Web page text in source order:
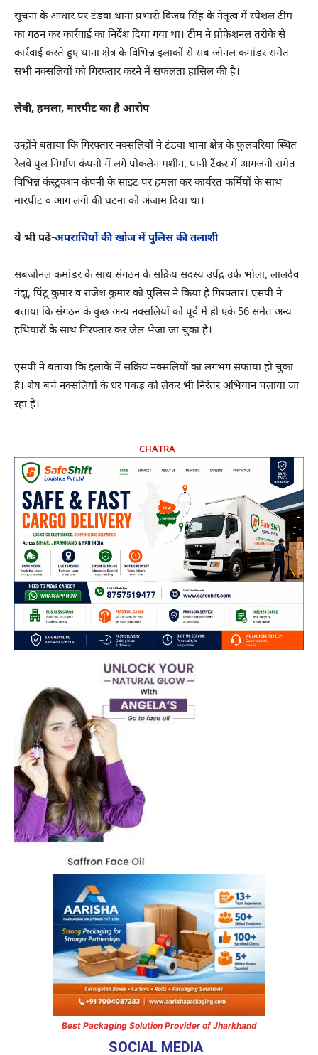
सूचना के आधार पर टंडवा थाना प्रभारी विजय सिंह के नेतृत्व में स्पेशल टीम
का गठन कर कार्रवाई का निर्देश दिया गया था। टीम ने प्रोफेशनल तरीके से
कार्रवाई करते हुए थाना क्षेत्र के विभिन्न इलाकों से सब जोनल कमांडर समेत
सभी नक्सलियों को गिरफ्तार करने में सफलता हासिल की है।
लेवी, हमला, मारपीट का है आरोप
उन्होंने बताया कि गिरफ्तार नक्सलियों ने टंडवा थाना क्षेत्र के फुलवरिया स्थित
रेलवे पुल निर्माण कंपनी में लगे पोकलेन मशीन, पानी टैंकर में आगजनी समेत
विभिन्न कंस्ट्रक्शन कंपनी के साइट पर हमला कर कार्यरत कर्मियों के साथ
मारपीट व आग लगी की घटना को अंजाम दिया था।
ये भी पढ़ें-अपराधियों की खोज में पुलिस की तलाशी
सबजोनल कमांडर के साथ संगठन के सक्रिय सदस्य उपेंद्र उर्फ भोला, लालदेव
गंझू, पिंटू कुमार व राजेश कुमार को पुलिस ने किया है गिरफ्तार। एसपी ने
बताया कि संगठन के कुछ अन्य नक्सलियों को पूर्व में ही एके 56 समेत अन्य
हथियारों के साथ गिरफ्तार कर जेल भेजा जा चुका है।
एसपी ने बताया कि इलाके में सक्रिय नक्सलियों का लगभग सफाया हो चुका
है। शेष बचे नक्सलियों के धर पकड़ को लेकर भी निरंतर अभियान चलाया जा
रहा है।
CHATRA
Best Packaging Solution Provider of Jharkhand
SOCIAL MEDIA